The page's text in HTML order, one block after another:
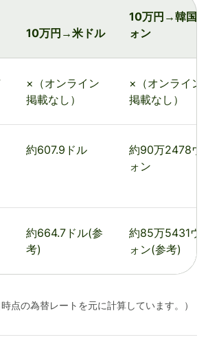
10万円→米ドル
10万円→韓国ウ
ォン
×（オンライン
掲載なし）
×（オンライン
掲載なし）
約607.9ドル
約90万2478ウ
ォン
約664.7ドル(参
考)
約85万5431ウ
ォン(参考)
点の為替レートを元に計算しています。）